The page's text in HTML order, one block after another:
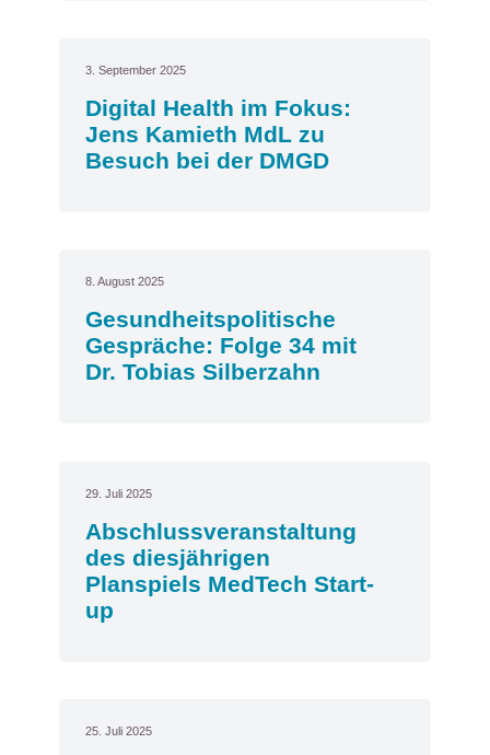
3. September 2025
Digital Health im Fokus:
Jens Kamieth MdL zu
Besuch bei der DMGD
8. August 2025
Gesundheitspolitische
Gespräche: Folge 34 mit
Dr. Tobias Silberzahn
29. Juli 2025
Abschlussveranstaltung
des diesjährigen
Planspiels MedTech Start-
up
25. Juli 2025